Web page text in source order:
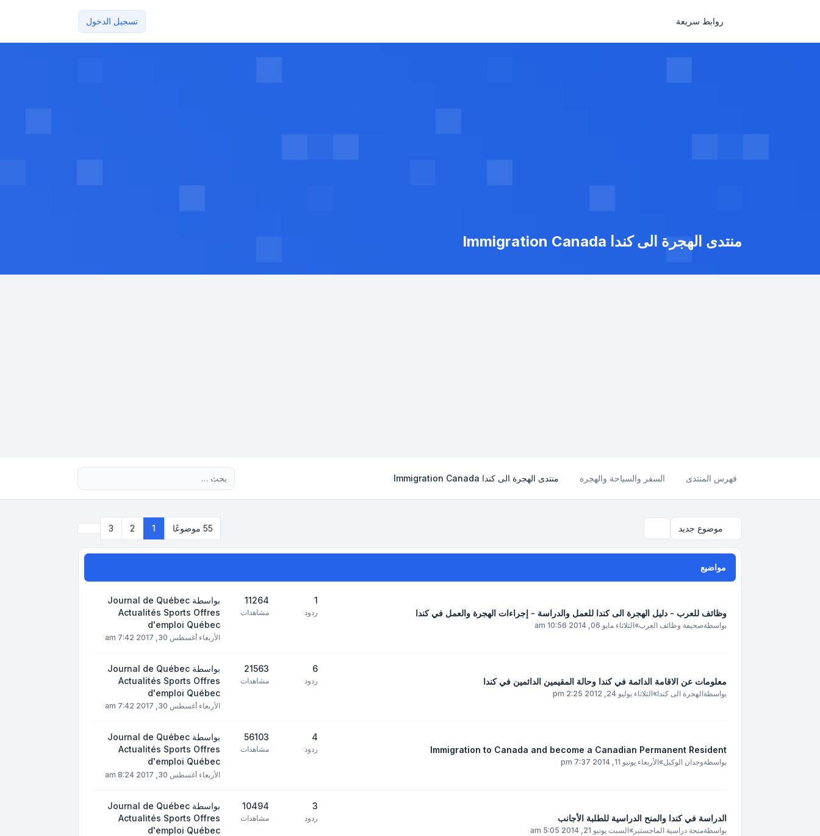
روابط سريعة تسجيل الدخول
منتدى الهجرة الى كندا Immigration Canada
فهرس المنتدى السفر والسياحة والهجرة منتدى الهجرة الى كندا Immigration Canada
موضوع جديد 55 موضوعًا 1
2
3
مواضيع
وظائف للعرب - دليل الهجرة الى كندا للعمل والدراسة - إجراءات الهجرة والعمل في كندا
بواسطةصحيفة وظائف العرب»الثلاثاء مايو 06, 2014 10:56 am
1
ردود
11264
مشاهدات
بواسطة Journal de Québec
Actualités Sports Offres
d'emploi Québec
الأربعاء أغسطس 30, 2017 7:42 am
معلومات عن الاقامة الدائمة في كندا وحالة المقيمين الدائمين في كندا
بواسطةالهجرة الى كندا»الثلاثاء يوليو 24, 2012 2:25 pm
6
ردود
21563
مشاهدات
بواسطة Journal de Québec
Actualités Sports Offres
d'emploi Québec
الأربعاء أغسطس 30, 2017 7:42 am
Immigration to Canada and become a Canadian Permanent Resident
بواسطةوجدان الوكيل»الأربعاء يونيو 11, 2014 7:37 pm
4
ردود
56103
مشاهدات
بواسطة Journal de Québec
Actualités Sports Offres
d'emploi Québec
الأربعاء أغسطس 30, 2017 8:24 am
الدراسة في كندا والمنح الدراسية للطلبة الأجانب
بواسطةمنحة دراسية الماجستير »السبت يونيو 21, 2014 5:05 am
3
ردود
10494
مشاهدات
بواسطة Journal de Québec
Actualités Sports Offres
d'emploi Québec